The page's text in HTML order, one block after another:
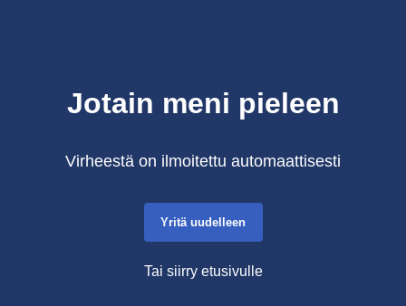
Jotain meni pieleen
Virheestä on ilmoitettu automaattisesti
Yritä uudelleen
Tai siirry etusivulle